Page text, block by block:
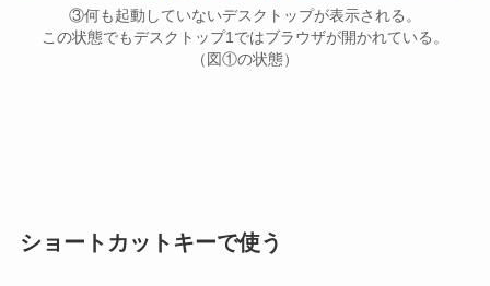
③何も起動していないデスクトップが表示される。
この状態でもデスクトップ1ではブラウザが開かれている。
（図①の状態）
ショートカットキーで使う